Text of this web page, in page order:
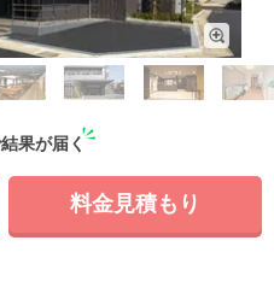
果が届く
料金見積もり